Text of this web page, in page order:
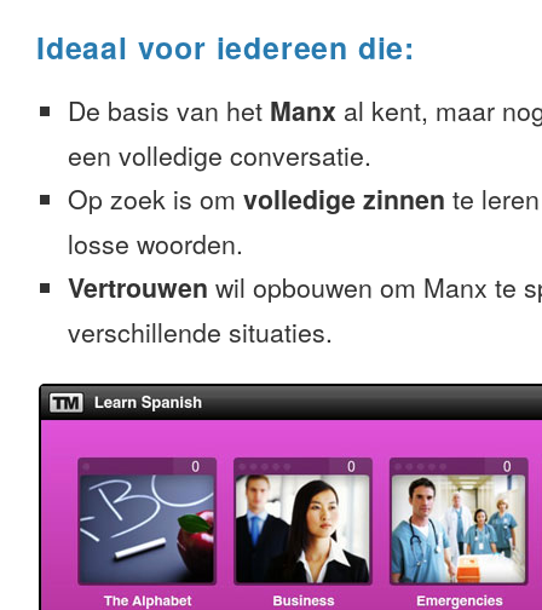
Ideaal voor iedereen die:
De basis van het Manx al kent, maar
een volledige conversatie.
Op zoek is om volledige zinnen te
losse woorden.
Vertrouwen wil opbouwen om Manx te
verschillende situaties.